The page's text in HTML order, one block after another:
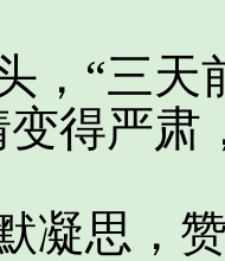
“三天
得严肃
思，赞